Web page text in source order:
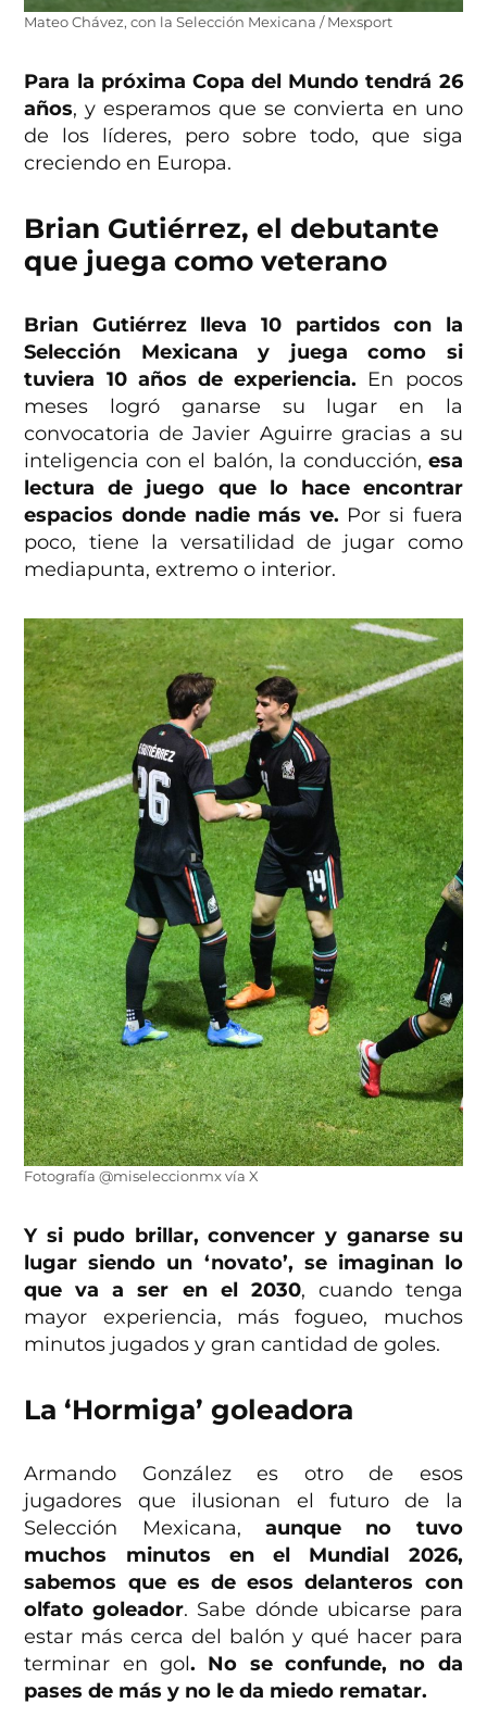
Mateo Chávez, con la Selección Mexicana / Mexsport
Para la próxima Copa del Mundo tendrá 26
años, y esperamos que se convierta en uno
de los líderes, pero sobre todo, que siga
creciendo en Europa.
Brian Gutiérrez, el debutante
que juega como veterano
Brian Gutiérrez lleva 10 partidos con la
Selección Mexicana y juega como si
tuviera 10 años de experiencia. En pocos
meses logró ganarse su lugar en la
convocatoria de Javier Aguirre gracias a su
inteligencia con el balón, la conducción, esa
lectura de juego que lo hace encontrar
espacios donde nadie más ve. Por si fuera
poco, tiene la versatilidad de jugar como
mediapunta, extremo o interior.
Fotografía @miseleccionmx vía X
Y si pudo brillar, convencer y ganarse su
lugar siendo un ‘novato’, se imaginan lo
que va a ser en el 2030, cuando tenga
mayor experiencia, más fogueo, muchos
minutos jugados y gran cantidad de goles.
La ‘Hormiga’ goleadora
Armando González es otro de esos
jugadores que ilusionan el futuro de la
Selección Mexicana, aunque no tuvo
muchos minutos en el Mundial 2026,
sabemos que es de esos delanteros con
olfato goleador. Sabe dónde ubicarse para
estar más cerca del balón y qué hacer para
terminar en gol. No se confunde, no da
pases de más y no le da miedo rematar.